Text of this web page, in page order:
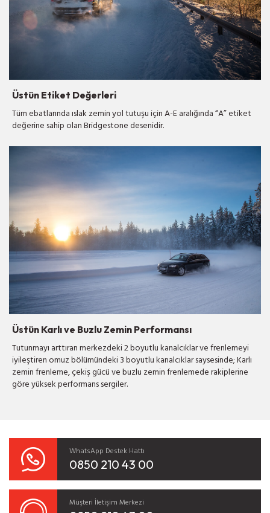
Üstün Etiket Değerleri
Tüm ebatlarında ıslak zemin yol tutuşu için A-E aralığında “A” etiket
değerine sahip olan Bridgestone desenidir.
Üstün Karlı ve Buzlu Zemin Performansı
Tutunmayı arttıran merkezdeki 2 boyutlu kanalcıklar ve frenlemeyi
iyileştiren omuz bölümündeki 3 boyutlu kanalcıklar saysesinde; Karlı
zemin frenleme, çekiş gücü ve buzlu zemin frenlemede rakiplerine
göre yüksek performans sergiler.
WhatsApp Destek Hattı
0850 210 43 00
Müşteri İletişim Merkezi